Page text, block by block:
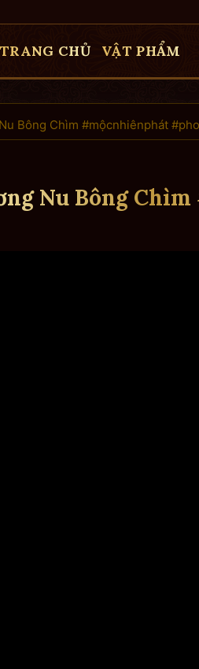
TRANG CHỦ VẬT PHẨM
Bông Chìm #mộcnhiênphát
Nu Bông